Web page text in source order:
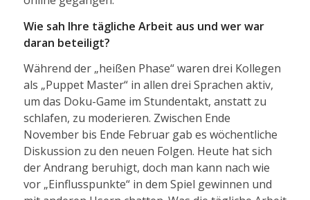
Wie sah Ihre tägliche Arbeit aus und wer war
daran beteiligt?
Während der „heißen Phase“ waren drei Kollegen
als „Puppet Master“ in allen drei Sprachen aktiv,
um das Doku-Game im Stundentakt, anstatt zu
schlafen, zu moderieren. Zwischen Ende
November bis Ende Februar gab es wöchentliche
Diskussion zu den neuen Folgen. Heute hat sich
der Andrang beruhigt, doch man kann nach wie
vor „Einflusspunkte“ in dem Spiel gewinnen und